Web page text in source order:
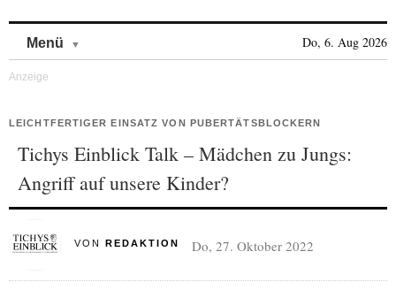
Menü Do, 6. Aug 2026
LEICHTFERTIGER EINSATZ VON PUBERTÄTSBLOCKERN
Tichys Einblick Talk – Mädchen zu Jungs:
Angriff auf unsere Kinder?
VON REDAKTION Do, 27. Oktober 2022